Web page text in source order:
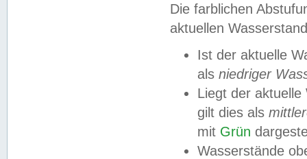
Die farblichen
aktuellen
Ist der aktuelle
als niedriger
Liegt der
gilt dies als
mit Grün
Wasserstände